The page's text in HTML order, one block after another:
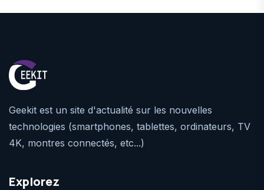
Geekit est un site d'actualité sur les nouvelles
technologies (smartphones, tablettes, ordinateurs, TV
4K, montres connectés, etc...)
Explorez